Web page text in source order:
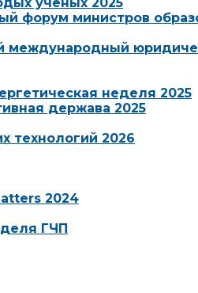
форум министров
международный
неделя 2025
держава 2025
технологий 2026
2024
ГЧП